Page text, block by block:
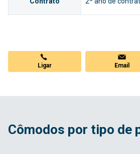
Ligar Email
Cômodos por tipo de